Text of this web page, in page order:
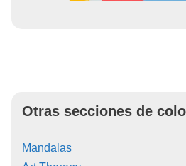
Otras secciones de
Mandalas